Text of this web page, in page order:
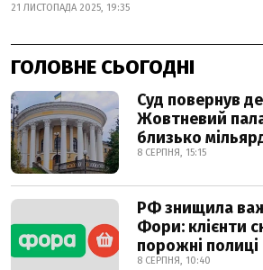
21 ЛИСТОПАДА 2025, 19:35
ГОЛОВНЕ СЬОГОДНІ
Суд повернув
Жовтневий
близько
8 СЕРПНЯ, 15:15
РФ знищила
Фори: клієнти
порожні полиці
8 СЕРПНЯ, 10:40